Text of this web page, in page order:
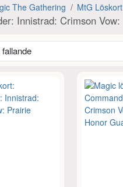
The Gathering MtG Löskort
Innistrad: Crimson Vow: